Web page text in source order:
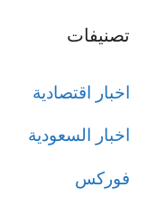
تصنيفات
اخبار اقتصادية
اخبار السعودية
فوركس